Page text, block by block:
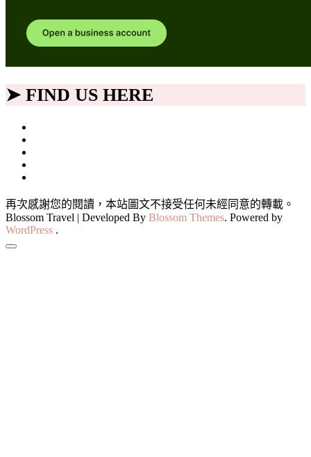
➤ FIND US HERE
再次感謝您的閱讀，本站圖文不接受任何未經同意的轉載。
Blossom Travel | Developed By Blossom Themes. Powered by
WordPress .